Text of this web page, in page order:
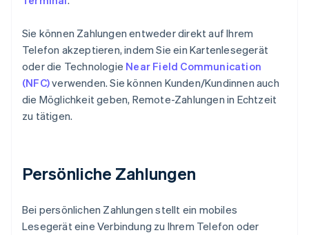
Sie können Zahlungen entweder direkt auf Ihrem
Telefon akzeptieren, indem Sie ein Kartenlesegerät
oder die Technologie Near Field Communication
(NFC)verwenden. Sie können Kunden/Kundinnen auch
die Möglichkeit geben, Remote-Zahlungen in Echtzeit
zu tätigen.
Persönliche Zahlungen
Bei persönlichen Zahlungen stellt ein mobiles
Lesegerät eine Verbindung zu Ihrem Telefon oder